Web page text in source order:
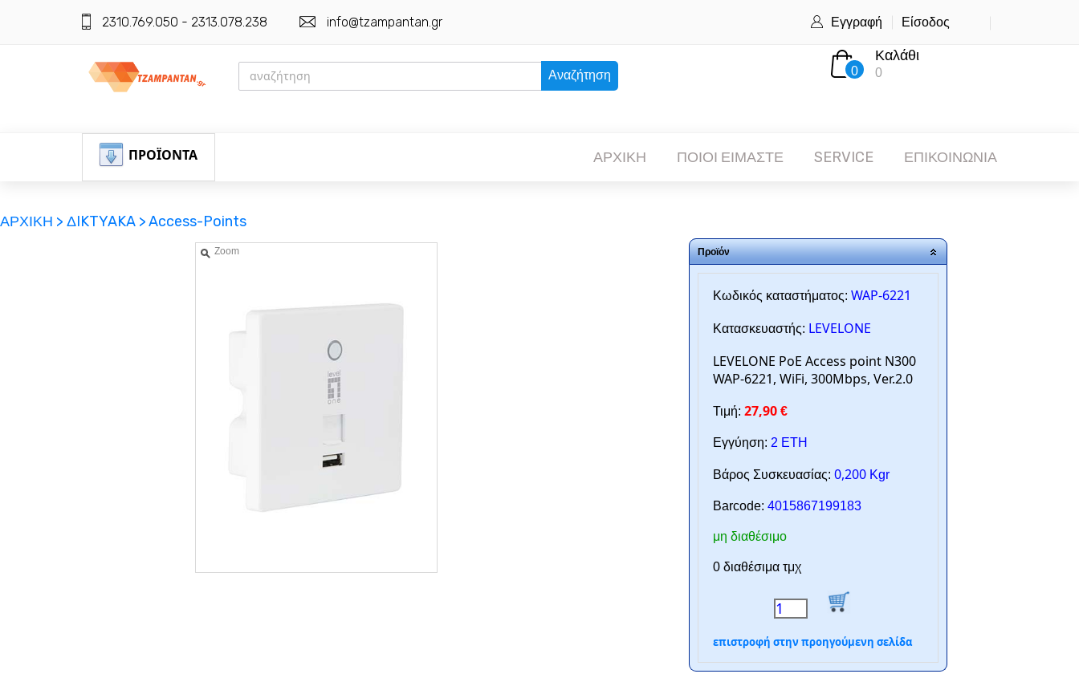
2310.769.050 - 2313.078.238 info@tzampantan.gr Εγγραφή Είσοδος
Αναζήτηση 0
Καλάθι
0
ΠΡΟΪΟΝΤΑ ΑΡΧΙΚΗ ΠΟΙΟΙ ΕΙΜΑΣΤΕ SERVICE ΕΠΙΚΟΙΝΩΝΙΑ
ΑΡΧΙΚΗ > ΔIKTYAKA >Access-Points
Zoom Προϊόν
Κωδικός καταστήματος: WAP-6221
Κατασκευαστής: LEVELONE
LEVELONE PoE Access point N300
WAP-6221, WiFi, 300Mbps, Ver.2.0
Τιμή: 27,90 €
Εγγύηση: 2 ΕΤΗ
Βάρος Συσκευασίας: 0,200 Kgr
Barcode: 4015867199183
μη διαθέσιμο
0 διαθέσιμα τμχ
επιστροφή στην προηγούμενη σελίδα